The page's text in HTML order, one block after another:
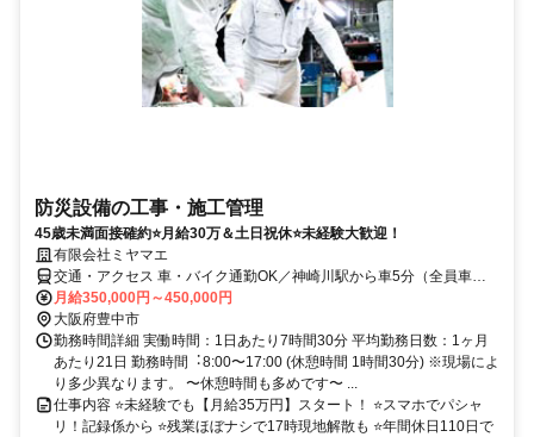
防災設備の工事・施工管理
45歳未満面接確約⭐月給30万＆土日祝休⭐未経験大歓迎！
有限会社ミヤマエ
交通・アクセス 車・バイク通勤OK／神崎川駅から車5分（全員車通
勤しています）
月給350,000円～450,000円
大阪府豊中市
勤務時間詳細 実働時間：1日あたり7時間30分 平均勤務日数：1ヶ月
あたり21日 勤務時間︓8:00〜17:00 (休憩時間 1時間30分) ※現場によ
り多少異なります。 〜休憩時間も多めです〜 ...
仕事内容 ⭐未経験でも【月給35万円】スタート！ ⭐スマホでパシャ
リ！記録係から ⭐残業ほぼナシで17時現地解散も ⭐年間休日110日で